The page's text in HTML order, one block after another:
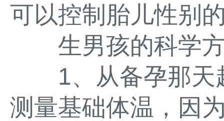
可以控制胎儿性别
生男孩的科学
1、从备孕那天
测量基础体温，因